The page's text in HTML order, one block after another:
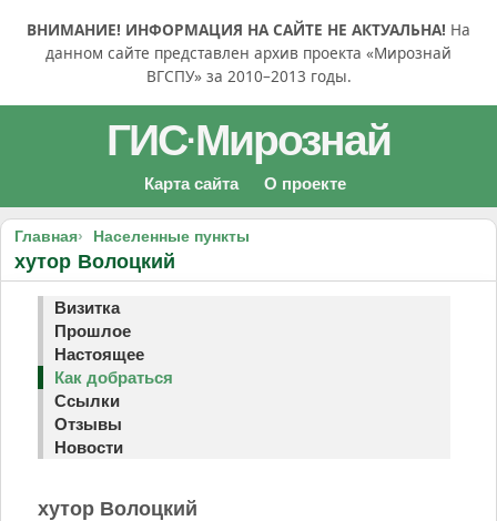
ВНИМАНИЕ! ИНФОРМАЦИЯ НА САЙТЕ НЕ АКТУАЛЬНА! На
данном сайте представлен архив проекта «Мирознай
ВГСПУ» за 2010–2013 годы.
ГИС·Мирознай
Карта сайта О проекте
Главная Населенные пункты
хутор Волоцкий
Визитка
Прошлое
Настоящее
Как добраться
Ссылки
Отзывы
Новости
хутор Волоцкий